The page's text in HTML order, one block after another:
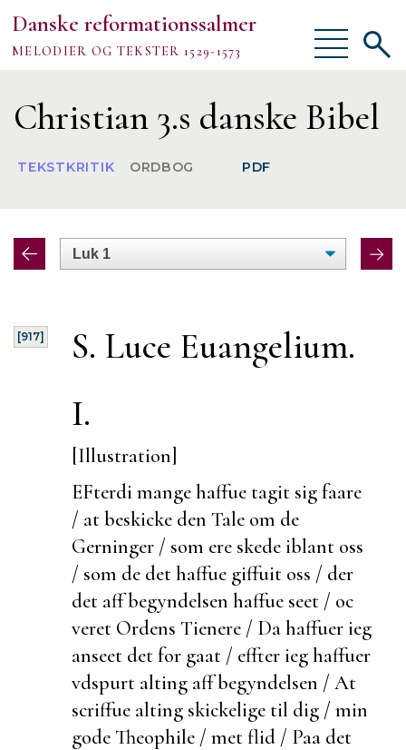
Danske reformationssalmer
MELODIER OG TEKSTER 1529-1573
Vis/skjul
menu
Om
TEKSTER
MELODIER
Vis/
Christian 3.s danske Bibel
TEKSTKRITIK ORDBOG PDF
[917]
S. Luce Euangelium.
I.
[Illustration]
EFterdi mange haffue tagit sig faare
/ atbeskicke den Tale om de
Gerninger / som ere skede iblant oss
/ som de det haffue giffuit oss / der
det aff begyndelsen haffue seet / oc
veret Ordens Tienere / Da haffuer ieg
anseet det for gaat / effter ieg haffuer
vdspurt alting aff begyndelsen / At
scriffue alting skickelige til dig / min
gode Theophile / met flid / Paa det